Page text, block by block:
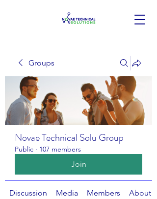
Groups
Novae Technical Solu Group
Public · 107 members
Join
Discussion Media Members About